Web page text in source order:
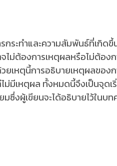
กระทำและความสัมพันธ์ที่เกิด
ไม่ต้องการเหตุผลหรือไม่ต้อง
ยเหตุนี้การอธิบายเหตุผลของ
ม่มีเหตุผล ทั้งหมดนี้จึงเป็นจุด
ซึ่งผู้เขียนจะได้อธิบายไว้ในบ